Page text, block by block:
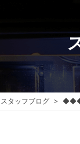
スタッフブログ